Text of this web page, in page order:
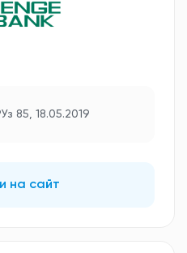
85, 18.05.2019
на сайт